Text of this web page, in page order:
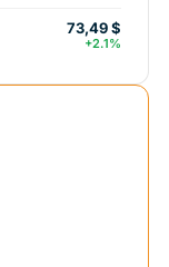
73,49 $
+2.1%